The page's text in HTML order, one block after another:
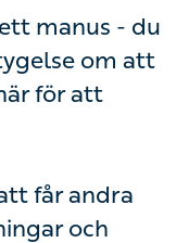
manus - du
om att
för att
får andra
och